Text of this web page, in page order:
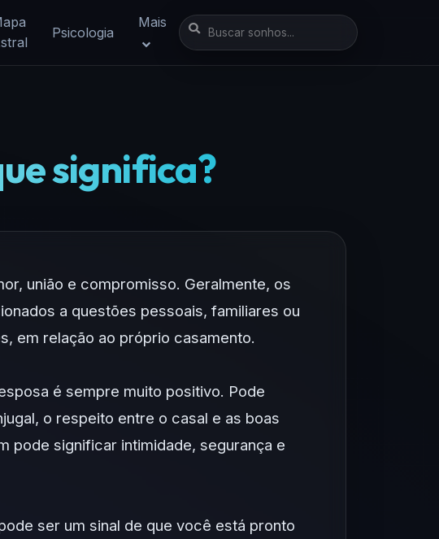
Psicologia
Mais
significa?
união e compromisso. Geralmente, os
a questões pessoais, familiares ou
em relação ao próprio casamento.
é sempre muito positivo. Pode
o respeito entre o casal e as boas
pode significar intimidade, segurança e
ser um sinal de que você está pronto